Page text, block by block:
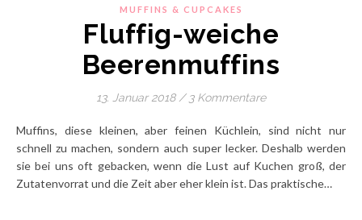
MUFFINS & CUPCAKES
Fluffig-weiche
Beerenmuffins
13. Januar 2018 / 3 Kommentare
Muffins, diese kleinen, aber feinen Küchlein, sind nicht nur
schnell zu machen, sondern auch super lecker. Deshalb werden
sie bei uns oft gebacken, wenn die Lust auf Kuchen groß, der
Zutatenvorrat und die Zeit aber eher klein ist. Das praktische…